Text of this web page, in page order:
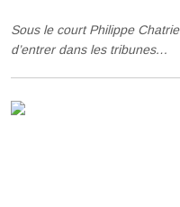
Sous le court Philippe
d’entrer dans les tribunes…